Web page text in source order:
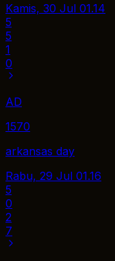
Kamis, 30 Jul 01.14
5
5
1
0
AD
1570
arkansas day
Rabu, 29 Jul 01.16
5
0
2
7